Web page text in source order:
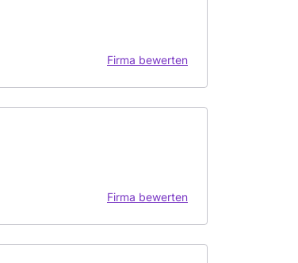
Firma bewerten
Firma bewerten